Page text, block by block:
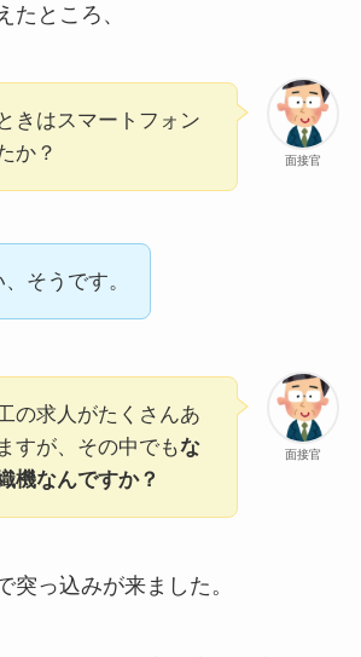
たところ、
面接官
きはスマートフォン
か？
そうです。
面接官
の求人がたくさんあ
すが、その中でもな
機なんですか？
突っ込みが来ました。